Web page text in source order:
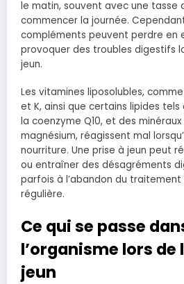
le matin, souvent avec une tasse
commencer la journée.
compléments peuvent perdre en
provoquer des troubles digestifs
jeun.
Les vitamines liposolubles,
et K, ainsi que certains lipides
la coenzyme Q10, et des
magnésium, réagissent mal
nourriture. Une prise à jeun peut
ou entraîner des désagréments
parfois à l’abandon du
régulière.
Ce qui se passe
l’organisme lors de
jeun